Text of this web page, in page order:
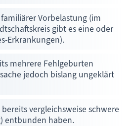
Vorbelastung (im
gibt es eine oder
Erkrankungen).
mehrere Fehlgeburten
jedoch bislang ungeklärt
vergleichsweise schwere
entbunden haben.